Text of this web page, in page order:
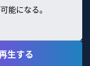
能になる。
生する